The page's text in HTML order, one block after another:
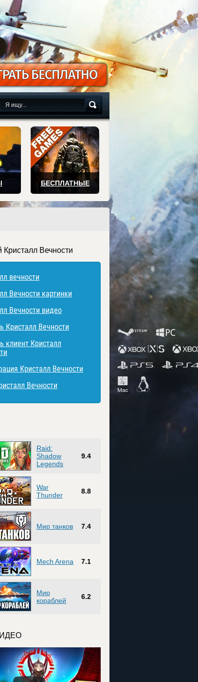
БЕСПЛАТНЫЕ
Кристалл Вечности
вечности
Вечности картинки
Вечности видео
Кристалл Вечности
клиент Кристалл
Кристалл Вечности
Вечности
Raid:
Shadow
Legends
9.4
War
Thunder
8.8
Мир танков 7.4
Mech Arena 7.1
Мир
кораблей
6.2